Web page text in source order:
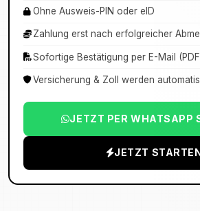
Ohne Ausweis-PIN oder eID
Zahlung erst nach erfolgreicher
Sofortige Bestätigung per E-Mail
Versicherung & Zoll werden
JETZT PER WHATSAPP
JETZT